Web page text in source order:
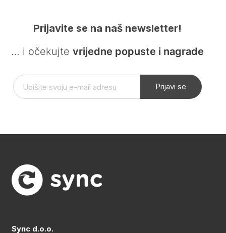
Prijavite se na naš newsletter!
… i očekujte vrijedne popuste i nagrade
Prijavi se
Sync d.o.o.